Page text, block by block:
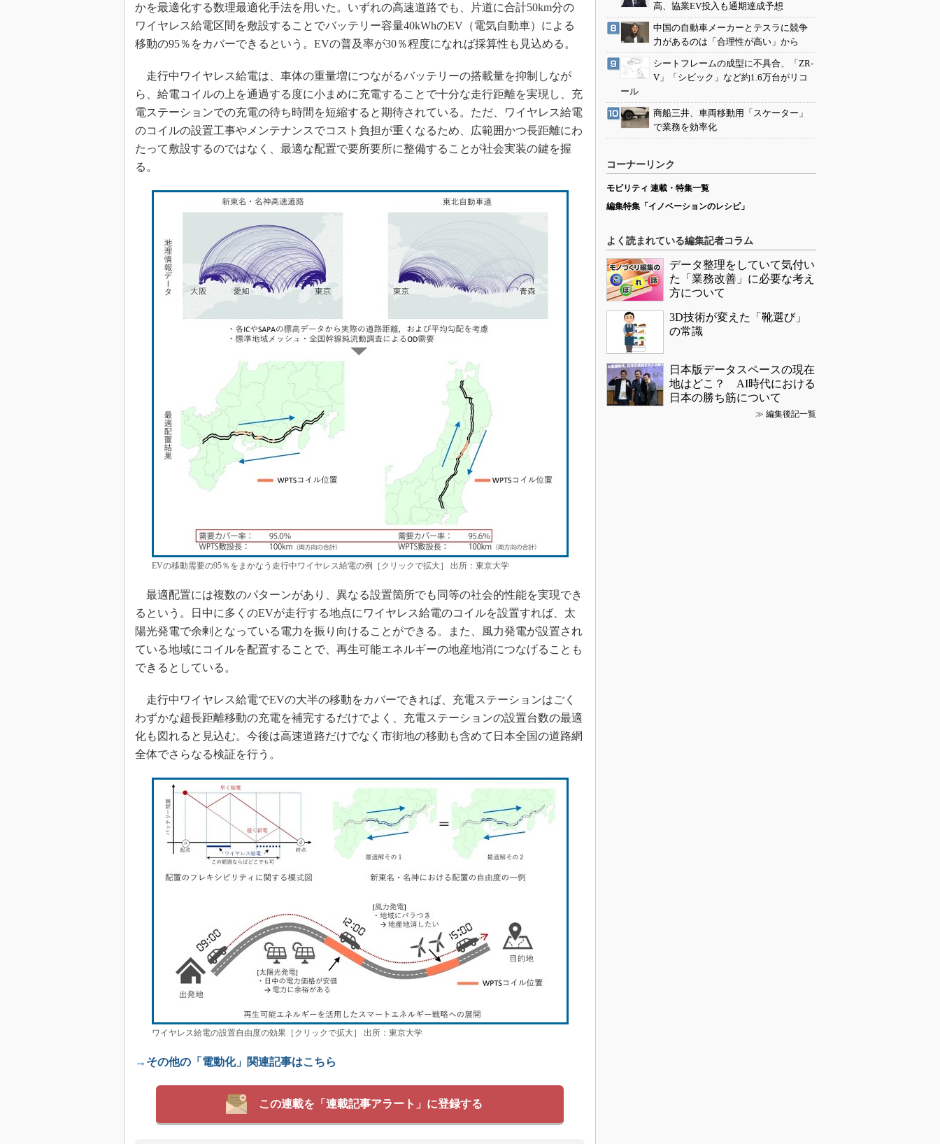
海外生産
グローバル設計・開発
制御セキュリティ
新型コロナへの対応
かを最適化する数理最適化手法を用いた。いずれの高速道路でも、片道に合計50km分の
ワイヤレス給電区間を敷設することでバッテリー容量40kWhのEV（電気自動車）による
移動の95％をカバーできるという。EVの普及率が30％程度になれば採算性も見込める。
走行中ワイヤレス給電は、車体の重量増につながるバッテリーの搭載量を抑制しなが
ら、給電コイルの上を通過する度に小まめに充電することで十分な走行距離を実現し、充
電ステーションでの充電の待ち時間を短縮すると期待されている。ただ、ワイヤレス給電
のコイルの設置工事やメンテナンスでコスト負担が重くなるため、広範囲かつ長距離にわ
たって敷設するのではなく、最適な配置で要所要所に整備することが社会実装の鍵を握
る。
EVの移動需要の95％をまかなう走行中ワイヤレス給電の例［クリックで拡大］ 出所：東京大学
最適配置には複数のパターンがあり、異なる設置箇所でも同等の社会的性能を実現でき
るという。日中に多くのEVが走行する地点にワイヤレス給電のコイルを設置すれば、太
陽光発電で余剰となっている電力を振り向けることができる。また、風力発電が設置され
ている地域にコイルを配置することで、再生可能エネルギーの地産地消につなげることも
できるとしている。
走行中ワイヤレス給電でEVの大半の移動をカバーできれば、充電ステーションはごく
わずかな超長距離移動の充電を補完するだけでよく、充電ステーションの設置台数の最適
化も図れると見込む。今後は高速道路だけでなく市街地の移動も含めて日本全国の道路網
全体でさらなる検証を行う。
ワイヤレス給電の設置自由度の効果［クリックで拡大］ 出所：東京大学
→その他の「電動化」関連記事はこちら
この連載を「連載記事アラート」に登録する
高、協業EV投入も通期達成予想
中国の自動車メーカーとテスラに競争
力があるのは「合理性が高い」から
シートフレームの成型に不具合、「ZR-
V」「シビック」など約1.6万台がリコ
ール
商船三井、車両移動用「スケーター」
で業務を効率化
コーナーリンク
モビリティ 連載・特集一覧
編集特集「イノベーションのレシピ」
よく読まれている編集記者コラム
データ整理をしていて気付い
た「業務改善」に必要な考え
方について
3D技術が変えた「靴選び」
の常識
日本版データスペースの現在
地はどこ？ AI時代における
日本の勝ち筋について
≫ 編集後記一覧